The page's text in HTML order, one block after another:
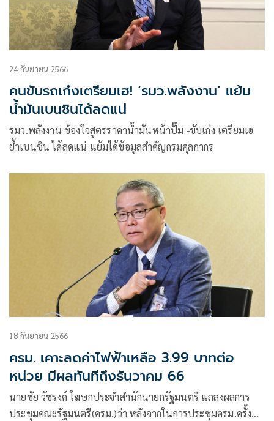
24 กันยายน 2566
คนขับรถเก๋งเตรียมเฮ! ‘รมว.พลังงาน’ แย้ม
น้ำมันเบนซินได้ลดแน่
รมว.พลังงาน ข้องใจสูตรราคาน้ำมันหน้าปั๊ม -ขับเก๋ง เตรียมเฮ
ย้ำเบนซิน ได้ลดแน่ แย้มได้ข้อมูลสำคัญกรมศุลกากร
18 กันยายน 2566
ครม. เคาะลดค่าไฟฟ้าเหลือ 3.99 บาทต่อ
หน่วย มีผลทันทีถึงธันวาคม 66
นายชัย วัชรงค์ โฆษกประจำสำนักนายกรัฐมนตรี แถลงผลการ
ประชุมคณะรัฐมนตรี(ครม.)ว่า หลังจากในการประชุมครม.ครั้งที่